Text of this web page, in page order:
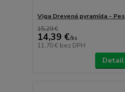
Viga Drevená pyramída - Pes
15,29 €
14,39 €/ks
11,70 € bez DPH
Detail